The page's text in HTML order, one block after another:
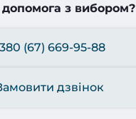
допомога з вибором?
(67) 669-95-88
дзвінок